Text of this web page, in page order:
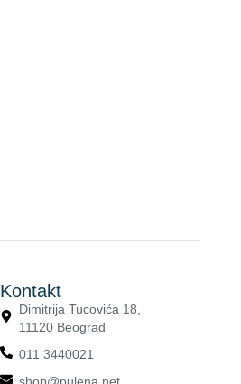
Kontakt
Dimitrija Tucovića 18,
11120 Beograd
011 3440021
shop@pulena.net